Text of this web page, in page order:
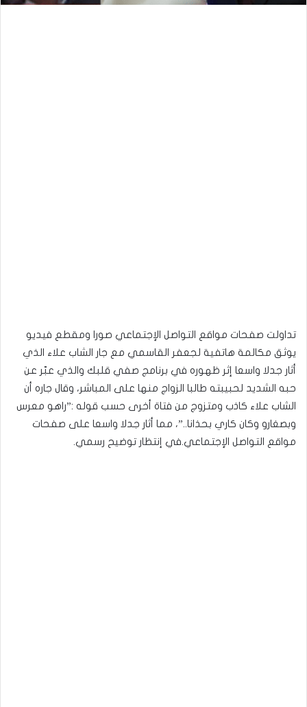
تداولت صفحات مواقع التواصل الإجتماعي صورا ومقطع فيديو
يوثق مكالمة هاتفية لجعفر القاسمي مع جار الشاب علاء الذي
أثار جدلا واسعا إثر ظهوره في برنامج صفي قلبك والذي عبّر عن
حبه الشديد لحبيبته طالبا الزواج منها على المباشر، وقال جاره أن
الشاب علاء كاذب ومتزوج من فتاة أخرى حسب قوله :”راهو معرس
وبصغارو وكان كاري بحذانا..”، مما أثار جدلا واسعا على صفحات
مواقع التواصل الإجتماعي.في إنتظار توضيح رسمي.